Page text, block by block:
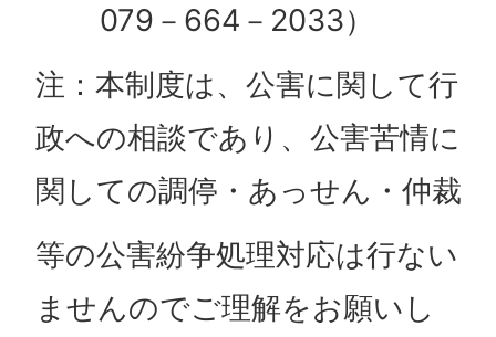
079－664－2033）
注：本制度は、公害に関して行
政への相談であり、公害苦情に
関しての調停・あっせん・仲裁
等の公害紛争処理対応は行ない
ませんのでご理解をお願いし